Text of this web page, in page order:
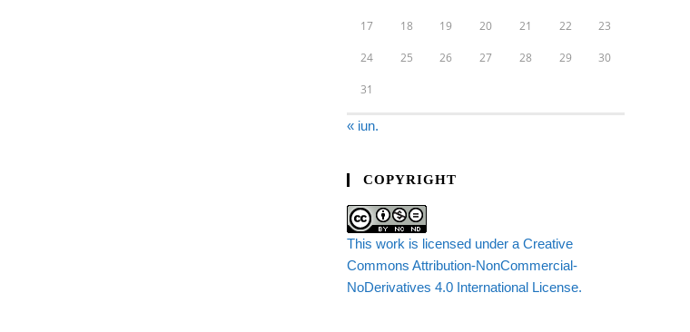
17 18 19 20 21 22 23
24 25 26 27 28 29 30
31
« iun.
COPYRIGHT
This work is licensed under a Creative
Commons Attribution-NonCommercial-
NoDerivatives 4.0 International License.